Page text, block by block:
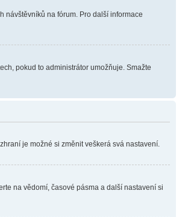
návštěvníků na fórum. Pro další informace
pokud to administrátor umožňuje. Smažte
je možné si změnit veškerá svá nastavení.
na vědomí, časové pásma a další nastavení si